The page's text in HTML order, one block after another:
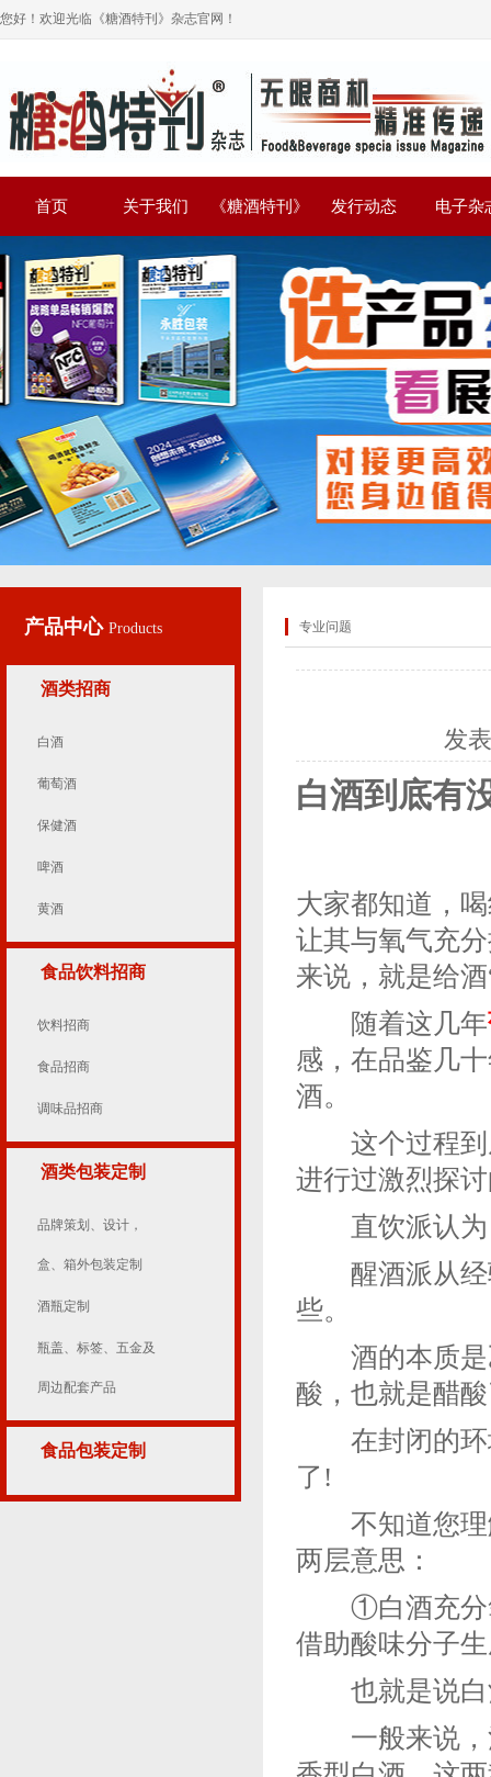
您好！欢迎光临《糖酒特刊》杂志官网！
首页 关于我们 《糖酒特刊》 发行动态 电子杂
产品中心 Products
酒类招商
白酒
葡萄酒
保健酒
啤酒
黄酒
食品饮料招商
饮料招商
食品招商
调味品招商
酒类包装定制
品牌策划、设计，
盒、箱外包装定制
酒瓶定制
瓶盖、标签、五金及
周边配套产品
食品包装定制
专业问题
发
白酒到底有
大家都知道，
让其与氧气充
来说，就是给
随着这几年
感，在品鉴几
酒。
这个过程到
进行过激烈探
直饮派认为
醒酒派从经
些。
酒的本质是
酸，也就是醋
在封闭的环
了!
不知道您理
两层意思：
①白酒充分氧
借助酸味分子
也就是说白
一般来说，